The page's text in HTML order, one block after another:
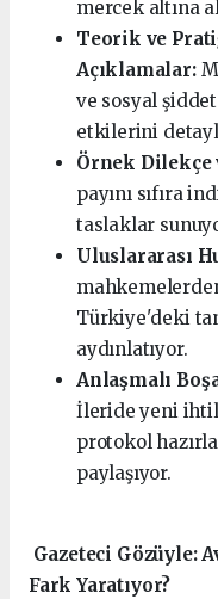
mercek altına
Teorik ve
Açıklamalar:
ve sosyal
etkilerini
Örnek Dilekçe
payını sıfıra
taslaklar
Uluslararası
Türkiye'deki
aydınlatıyor.
Anlaşmalı
İleride yeni
protokol
paylaşıyor.
Gazeteci Gözüyle:
Fark Yaratıyor?